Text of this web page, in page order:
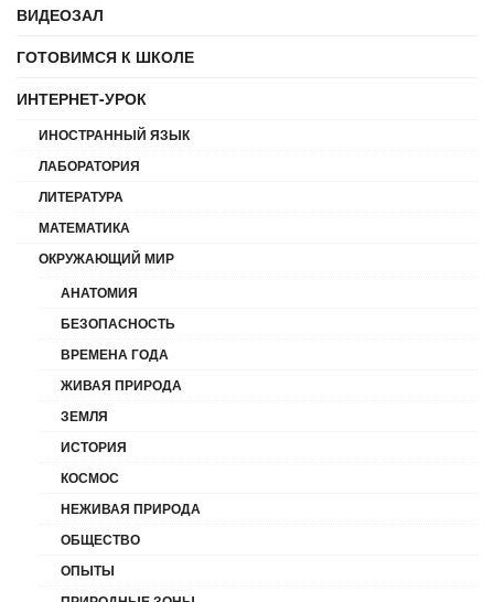
ВИДЕОЗАЛ
ГОТОВИМСЯ К ШКОЛЕ
ИНТЕРНЕТ-УРОК
ИНОСТРАННЫЙ ЯЗЫК
ЛАБОРАТОРИЯ
ЛИТЕРАТУРА
МАТЕМАТИКА
ОКРУЖАЮЩИЙ МИР
АНАТОМИЯ
БЕЗОПАСНОСТЬ
ВРЕМЕНА ГОДА
ЖИВАЯ ПРИРОДА
ЗЕМЛЯ
ИСТОРИЯ
КОСМОС
НЕЖИВАЯ ПРИРОДА
ОБЩЕСТВО
ОПЫТЫ